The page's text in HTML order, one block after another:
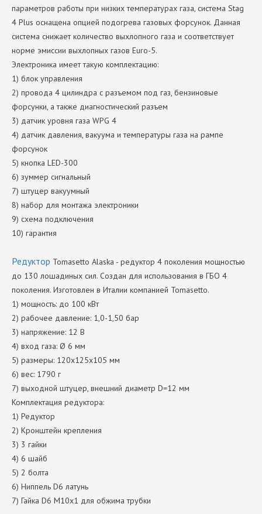
параметров работы при низких температурах газа, система Stag
4 Plus оснащена опцией подогрева газовых форсунок. Данная
система снижает количество выхлопного газа и соответствует
норме эмиссии выхлопных газов Euro-5.
Электроника имеет такую комплектацию:
1) блок управления
2) провода 4 цилиндра с разъемом под газ, бензиновые
форсунки, а также диагностический разъем
3) датчик уровня газа WPG 4
4) датчик давления, вакуума и температуры газа на рампе
форсунок
5) кнопка LED-300
6) зуммер сигнальный
7) штуцер вакуумный
8) набор для монтажа электроники
9) схема подключения
10) гарантия
Редуктор Tomasetto Alaska - редуктор 4 поколения мощностью
до 130 лошадиных сил. Создан для использования в ГБО 4
поколения. Изготовлен в Италии компанией Tomasetto.
1) мощность: до 100 кВт
2) рабочее давление: 1,0-1,50 бар
3) напряжение: 12 В
4) вход газа: Ø 6 мм
5) размеры: 120х125х105 мм
6) вес: 1790 г
7) выходной штуцер, внешний диаметр D=12 мм
Комплектация редуктора:
1) Редуктор
2) Кронштейн крепления
3) 3 гайки
4) 6 шайб
5) 2 болта
6) Ниппель D6 латунь
7) Гайка D6 M10x1 для обжима трубки